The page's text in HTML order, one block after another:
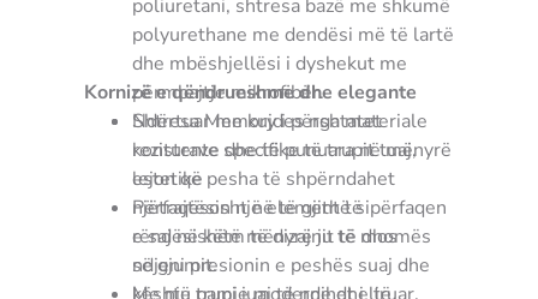
poliuretani, shtresa bazë me shkumë
polyurethane me dendësi më të lartë
dhe mbëshjellësi i dyshekut me
përmbajtje mikrofibër.
Shtresa Memory i përshtatet
konturave specifike të trupit tuaj,
lejon që pesha të shpërndahet
njëtrajtësisht në të gjithë sipërfaqen
e saj në këtë mënyrë ju të mos
ndjeni presionin e peshës suaj dhe
Kornizë e qëndrueshme dhe elegante
Ndërtuar me kujdes nga materiale
rezistente dhe të punuara në mënyrë
estetike
Përfaqëson një element të
rëndësishëm të dizajnit të dhomës
së gjumit.